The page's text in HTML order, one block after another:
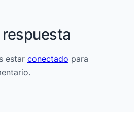
estar conectado para